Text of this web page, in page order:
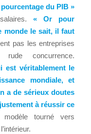
du PIB »
« Or pour
monde le sait, il faut
pas les entreprises
concurrence.
est véritablement le
mondiale, et
a de sérieux doutes
à réussir ce
tourné vers